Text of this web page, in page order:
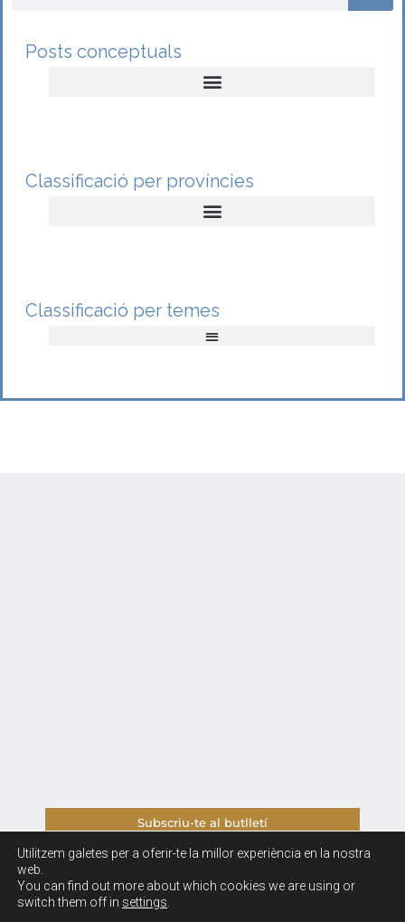
Posts conceptuals
Classificació per províncies
Classificació per temes
Subscriu-te al butlletí
Avis legal i Política de Privacitat
Utilitzem galetes per a oferir-te la millor experiència en la nostra
web.
You can find out more about which cookies we are using or
switch them off in settings